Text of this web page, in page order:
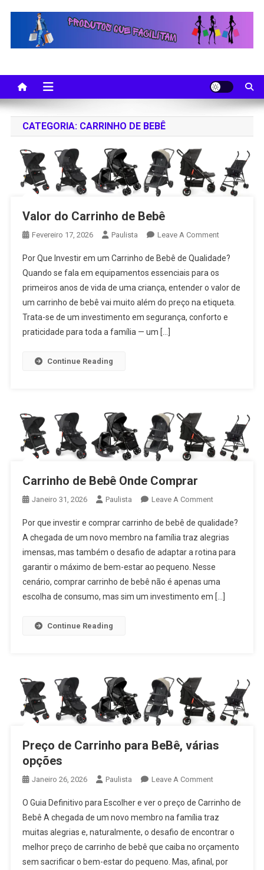
CATEGORIA: CARRINHO DE BEBÊ
Valor do Carrinho de Bebê
Fevereiro 17, 2026 Paulista Leave A CommentOn
Do
Carrinho
De
Bebê
Por Que Investir em um Carrinho de Bebê de Qualidade?
Quando se fala em equipamentos essenciais para os
primeiros anos de vida de uma criança, entender o valor de
um carrinho de bebê vai muito além do preço na etiqueta.
Trata-se de um investimento em segurança, conforto e
praticidade para toda a família — um […]
Continue Reading
Carrinho de Bebê Onde Comprar
Janeiro 31, 2026 Paulista Leave A CommentOn
De
Bebê
Onde
Comprar
Por que investir e comprar carrinho de bebê de qualidade?
A chegada de um novo membro na família traz alegrias
imensas, mas também o desafio de adaptar a rotina para
garantir o máximo de bem-estar ao pequeno. Nesse
cenário, comprar carrinho de bebê não é apenas uma
escolha de consumo, mas sim um investimento em […]
Continue Reading
Preço de Carrinho para BeBê, várias
opções
Janeiro 26, 2026 Paulista Leave A CommentOn
De
Carrinho
Para
BeBê,
Várias
O Guia Definitivo para Escolher e ver o preço de Carrinho de
Bebê A chegada de um novo membro na família traz
muitas alegrias e, naturalmente, o desafio de encontrar o
melhor preço de carrinho de bebê que caiba no orçamento
sem sacrificar o bem-estar do pequeno. Mas, afinal, por